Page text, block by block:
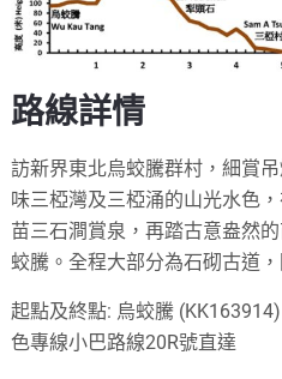
路線詳情
訪新界東北烏蛟騰群村，細賞
味三椏灣及三椏涌的山光水色
苗三石澗賞泉，再踏古意盎然
蛟騰。全程大部分為石砌古道
起點及終點: 烏蛟騰
色專線小巴路線20R號直達